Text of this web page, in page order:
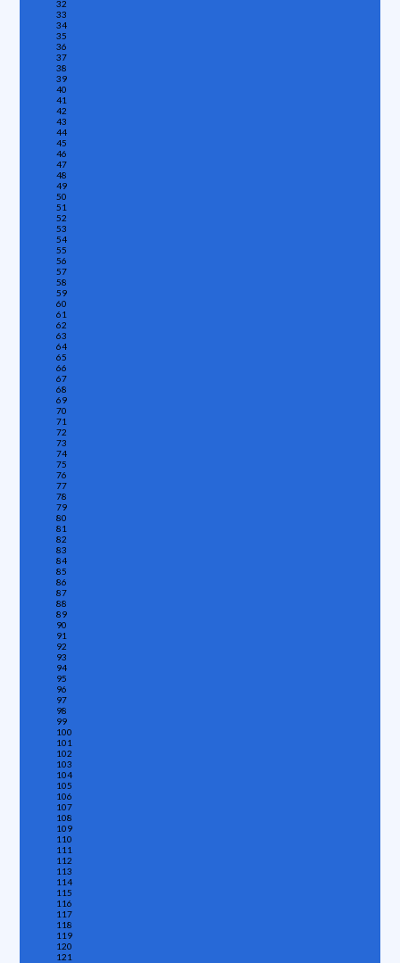
32
33
34
35
36
37
38
39
40
41
42
43
44
45
46
47
48
49
50
51
52
53
54
55
56
57
58
59
60
61
62
63
64
65
66
67
68
69
70
71
72
73
74
75
76
77
78
79
80
81
82
83
84
85
86
87
88
89
90
91
92
93
94
95
96
97
98
99
100
101
102
103
104
105
106
107
108
109
110
111
112
113
114
115
116
117
118
119
120
121